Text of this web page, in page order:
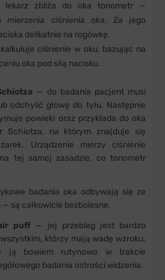
lekarz zbliża do oka tonometr —
mierzenia ciśnienia oka. Za jego
delikatnie na rogówkę.
ciśnienie w oku, bazując na
oka pod siłą nacisku.
— do badania pacjent musi
odchylić głowę do tyłu. Następnie
powieki oraz przykłada do oka
Schiotza, na którym znajduje się
Urządzenie mierzy ciśnienie
na tej samej zasadzie, co tonometr
badania oka odbywają się ze
są całkowicie bezbolesne.
puff — jej przebieg jest bardzo
którzy mają wadę wzroku.
ją bowiem rutynowo w trakcie
badania ostrości widzenia.